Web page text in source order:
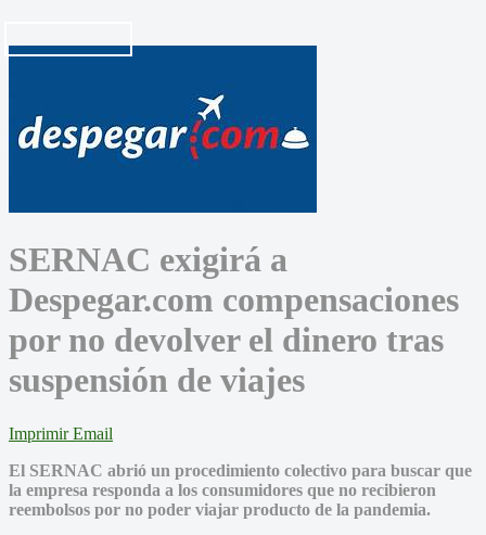
SERNAC exigirá a
Despegar.com compensaciones
por no devolver el dinero tras
suspensión de viajes
Imprimir Email
El SERNAC abrió un procedimiento colectivo para buscar que
la empresa responda a los consumidores que no recibieron
reembolsos por no poder viajar producto de la pandemia.